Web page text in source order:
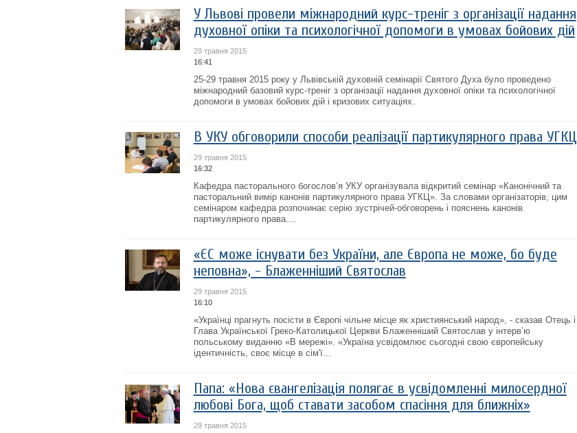
У Львові провели міжнародний курс-треніг з організації надання
духовної опіки та психологічної допомоги в умовах бойових дій
29 травня 2015
16:41
25-29 травня 2015 року у Львівській духовній семінарії Святого Духа було проведено
міжнародний базовий курс-треніг з організації надання духовної опіки та психологічної
допомоги в умовах бойових дій і кризових ситуаціях.
В УКУ обговорили способи реалізації партикулярного права УГКЦ
29 травня 2015
16:32
Кафедра пасторального богослов’я УКУ організувала відкритий семінар «Канонічний та
пасторальний вимір канонів партикулярного права УГКЦ». За словами організаторів, цим
семінаром кафедра розпочинає серію зустрічей-обговорень і пояснень канонів
партикулярного права....
«ЄС може існувати без України, але Європа не може, бо буде
неповна», - Блаженніший Святослав
29 травня 2015
16:10
«Українці прагнуть посісти в Європі чільне місце як християнський народ», - сказав Отець і
Глава Української Греко-Католицької Церкви Блаженніший Святослав у інтерв’ю
польському виданню «В мережі». «Україна усвідомлює сьогодні свою європейську
ідентичність, своє місце в сім'ї...
Папа: «Нова євангелізація полягає в усвідомленні милосердної
любові Бога, щоб ставати засобом спасіння для ближніх»
29 травня 2015